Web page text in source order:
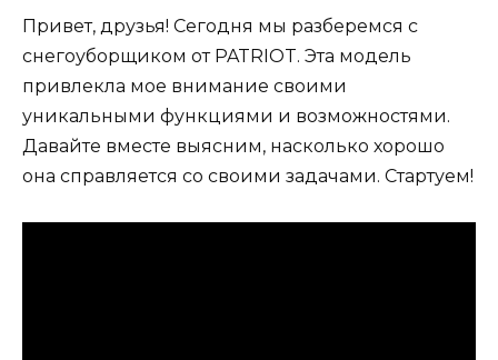
Привет, друзья! Сегодня мы разберемся с
снегоуборщиком от PATRIOT. Эта модель
привлекла мое внимание своими
уникальными функциями и возможностями.
Давайте вместе выясним, насколько хорошо
она справляется со своими задачами. Стартуем!